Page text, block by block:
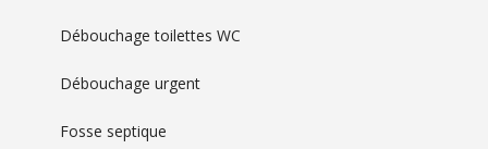
Débouchage toilettes WC
Débouchage urgent
Fosse septique